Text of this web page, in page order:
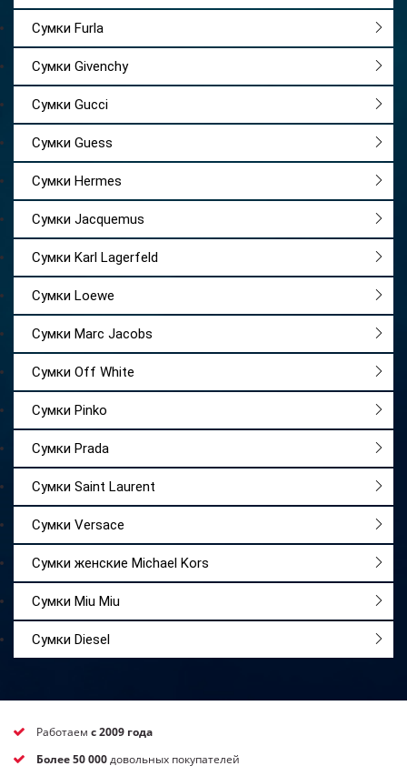
Сумки Furla
Сумки Givenchy
Сумки Gucci
Сумки Guess
Сумки Hermes
Сумки Jacquemus
Сумки Karl Lagerfeld
Сумки Loewe
Сумки Marc Jacobs
Сумки Off White
Сумки Pinko
Сумки Prada
Сумки Saint Laurent
Сумки Versace
Сумки женские Michael Kors
Сумки Miu Miu
Сумки Diesel
Работаем с 2009 года
Более 50 000довольных покупателей